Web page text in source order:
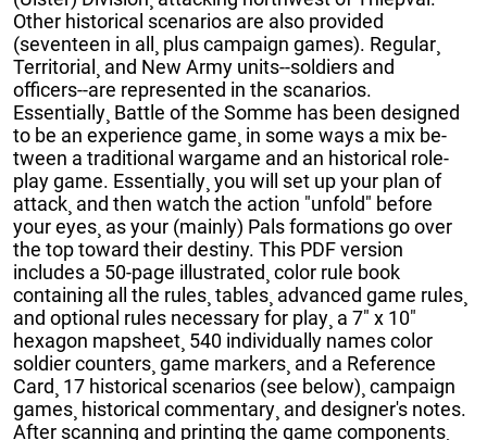
Other historical scenarios are also provided
(seventeen in all¸ plus campaign games). Regular¸
Territorial¸ and New Army units--soldiers and
officers--are represented in the scanarios.
Essentially¸ Battle of the Somme has been designed
to be an experience game¸ in some ways a mix be-
tween a traditional wargame and an historical role-
play game. Essentially¸ you will set up your plan of
attack¸ and then watch the action "unfold" before
your eyes¸ as your (mainly) Pals formations go over
the top toward their destiny. This PDF version
includes a 50-page illustrated¸ color rule book
containing all the rules¸ tables¸ advanced game rules¸
and optional rules necessary for play¸ a 7" x 10"
hexagon mapsheet¸ 540 individually names color
soldier counters¸ game markers¸ and a Reference
Card¸ 17 historical scenarios (see below)¸ campaign
games¸ historical commentary¸ and designer's notes.
After scanning and printing the game components¸